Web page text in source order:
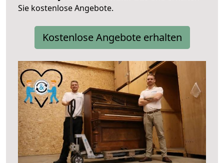
Sie kostenlose Angebote.
Kostenlose Angebote erhalten